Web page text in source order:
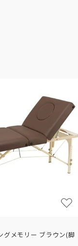
グメモリー ブラウン(脚